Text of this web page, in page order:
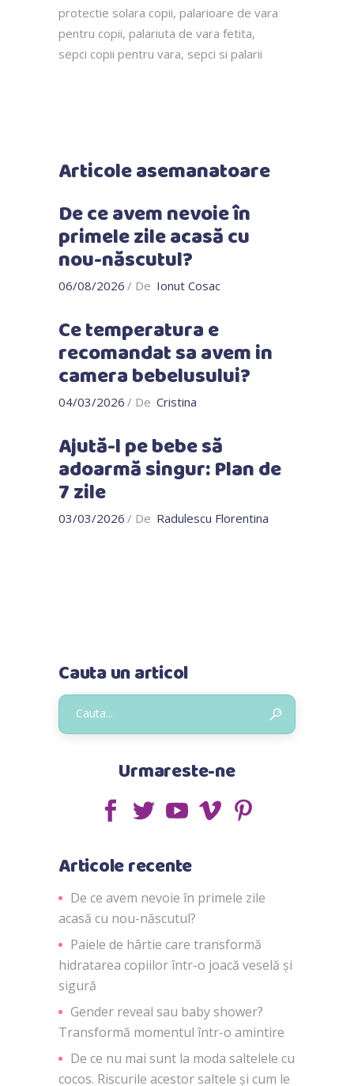
protectie solara copii, palarioare de vara
pentru copii, palariuta de vara fetita,
sepci copii pentru vara, sepci si palarii
Articole asemanatoare
De ce avem nevoie în
primele zile acasă cu
nou-născutul?
06/08/2026 De Ionut Cosac
Ce temperatura e
recomandat sa avem in
camera bebelusului?
04/03/2026 De Cristina
Ajută-l pe bebe să
adoarmă singur: Plan de
7 zile
03/03/2026 De Radulescu Florentina
Cauta un articol
Urmareste-ne
Articole recente
De ce avem nevoie în primele zile
acasă cu nou-născutul?
Paiele de hârtie care transformă
hidratarea copiilor într-o joacă veselă și
sigură
Gender reveal sau baby shower?
Transformă momentul într-o amintire
De ce nu mai sunt la moda saltelele cu
cocos. Riscurile acestor saltele și cum le